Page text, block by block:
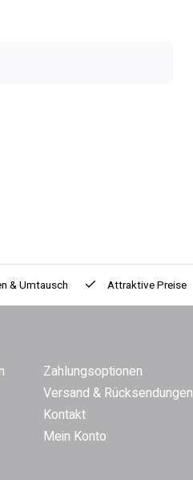
& Umtausch Attraktive Preise
Zahlungsoptionen
Versand & Rücksendungen
Kontakt
Mein Konto